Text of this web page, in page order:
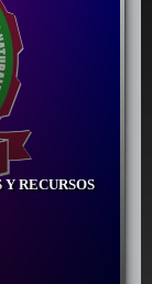
RECURSOS